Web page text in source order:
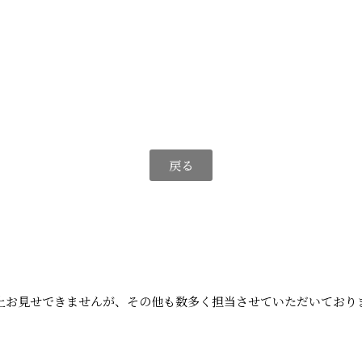
戻る
お見せできませんが、その他も数多く担当させていただいており